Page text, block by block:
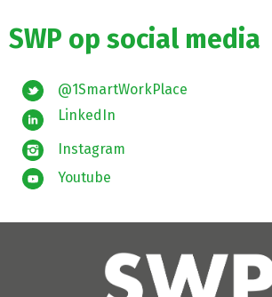
SWP op social media
@1SmartWorkPlace
LinkedIn
Instagram
Youtube